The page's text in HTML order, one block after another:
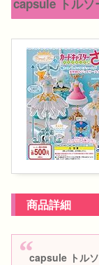
capsule トルソ
商品詳細
capsule トル